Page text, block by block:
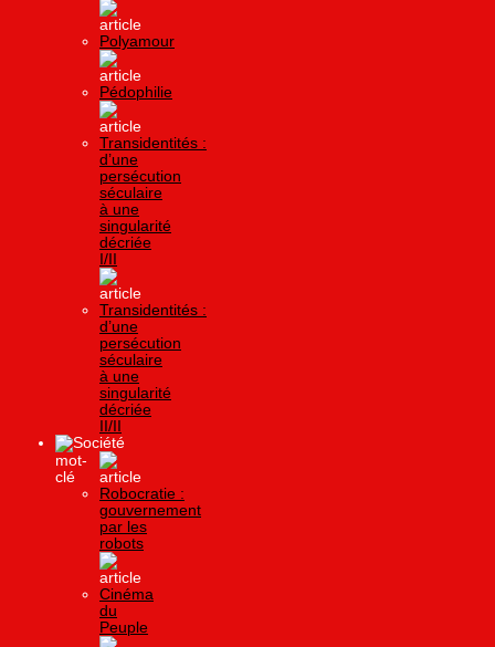
Polyamour
Pédophilie
Transidentités :
d’une
persécution
séculaire
à une
singularité
décriée
I/II
Transidentités :
d’une
persécution
séculaire
à une
singularité
décriée
II/II
Société
Robocratie :
gouvernement
par les
robots
Cinéma
du
Peuple